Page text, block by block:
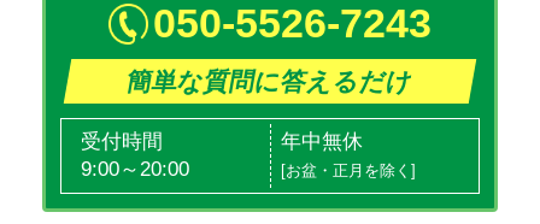
050-5526-7243
簡単な質問に答えるだけ
受付時間
9:00～20:00
年中無休
[お盆・正月を除く]